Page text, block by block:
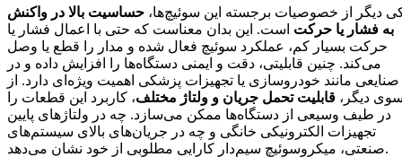
دیگر از خصوصیات برجسته این سوئیچ‌ها، حساسیت بالا در واکنش
به فشار یا حرکت است. این بدان معناست که حتی با اعمال فشار یا
حرکت بسیار کم، عملکرد سوئیچ فعال شده و مدار را قطع یا وصل
می‌کند. چنین قابلیتی، دقت و ایمنی دستگاه‌ها را افزایش داده و در
صنایعی مانند خودروسازی یا تجهیزات پزشکی اهمیت ویژه‌ای دارد. از
دیگر، قابلیت تحمل جریان و ولتاژ مختلف، کاربرد این قطعات را
در طیف وسیعی از دستگاه‌ها ممکن می‌سازد. چه در ولتاژهای پایین
تجهیزات الکترونیکی خانگی و چه در جریان‌های بالای سیستم‌های
صنعتی، میکروسوئیچ سیم‌دار کارایی مطلوبی از خود نشان می‌دهد.